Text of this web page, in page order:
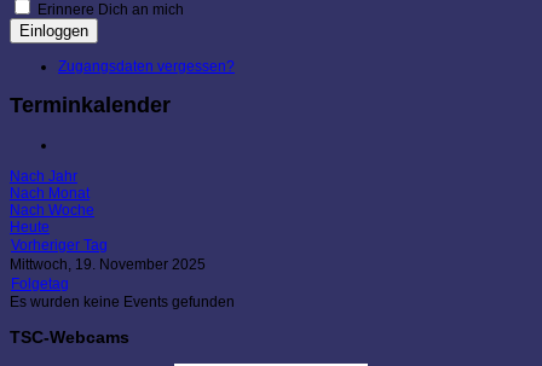
Erinnere Dich an mich
Einloggen
Zugangsdaten vergessen?
Terminkalender
Nach Jahr
Nach Monat
Nach Woche
Heute
Vorheriger Tag
Mittwoch, 19. November 2025
Folgetag
Es wurden keine Events gefunden
TSC-Webcams